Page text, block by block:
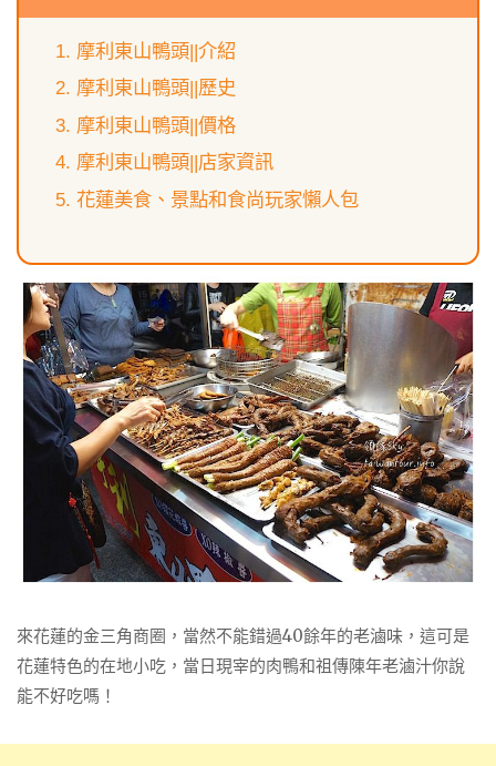
摩利東山鴨頭||介紹
摩利東山鴨頭||歷史
摩利東山鴨頭||價格
摩利東山鴨頭||店家資訊
花蓮美食、景點和食尚玩家懶人包
來花蓮的金三角商圈，當然不能錯過40餘年的老滷味，這可是
花蓮特色的在地小吃，當日現宰的肉鴨和祖傳陳年老滷汁你說
能不好吃嗎！